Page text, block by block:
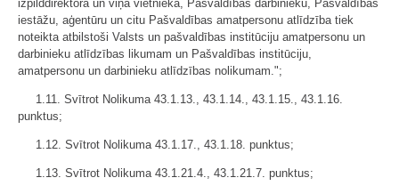
izpilddirektora un viņa vietnieka, Pašvaldības darbinieku, Pašvaldības
iestāžu, aģentūru un citu Pašvaldības amatpersonu atlīdzība tiek
noteikta atbilstoši Valsts un pašvaldības institūciju amatpersonu un
darbinieku atlīdzības likumam un Pašvaldības institūciju,
amatpersonu un darbinieku atlīdzības nolikumam.";
1.11. Svītrot Nolikuma 43.1.13., 43.1.14., 43.1.15., 43.1.16.
punktus;
1.12. Svītrot Nolikuma 43.1.17., 43.1.18. punktus;
1.13. Svītrot Nolikuma 43.1.21.4., 43.1.21.7. punktus;